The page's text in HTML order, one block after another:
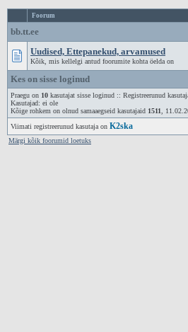
Foorum
bb.tt.ee
Uudised, Ettepanekud, arvamused
Kõik, mis kellelgi antud foorumite kohta öelda on
Kes on sisse loginud
Praegu on 10 kasutajat sisse loginud :: Registreerunud
Kasutajad: ei ole
Kõige rohkem on olnud samaaegseid kasutajaid 1511 ,
Viimati registreerunud kasutaja on K2ska
Märgi kõik foorumid loetuks